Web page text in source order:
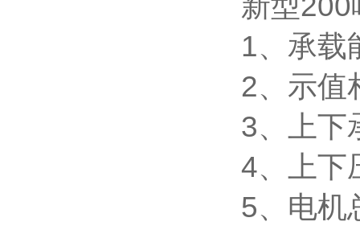
1、承载
2、示值
3、上下
4、上下
5、电机